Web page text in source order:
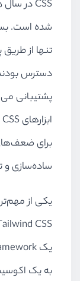
شده است.
تنها از طریق
دسترس
پشتیبانی
برای ضعف‌های
ساده‌سازی و
یکی از
به یک